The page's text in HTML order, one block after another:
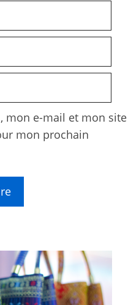
mon e-mail et mon site
mon prochain